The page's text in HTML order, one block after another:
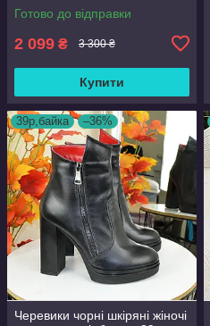
Готово до відправки
2 099 ₴ 3 300 ₴
Купити
39р,байка –36%
Черевики чорні шкіряні жіночі